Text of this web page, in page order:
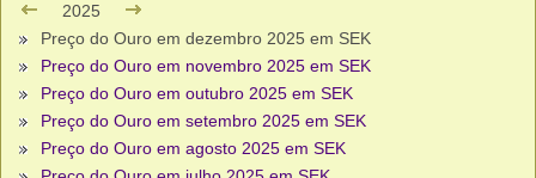
2025
Preço do Ouro em dezembro 2025 em SEK
Preço do Ouro em novembro 2025 em SEK
Preço do Ouro em outubro 2025 em SEK
Preço do Ouro em setembro 2025 em SEK
Preço do Ouro em agosto 2025 em SEK